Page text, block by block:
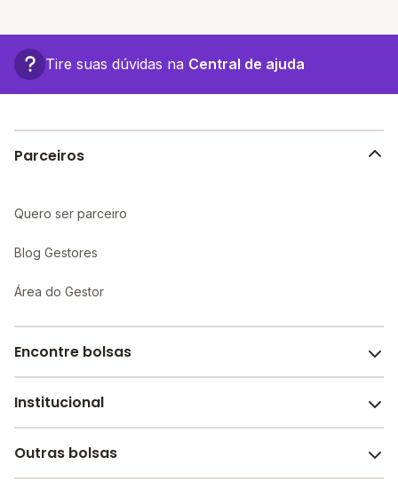
completa e recursos educacionais mais avançados,
proporcionando um ambiente propício ao
Tire suas dúvidas na Central de ajuda
Parceiros
Quero ser parceiro
Blog Gestores
Área do Gestor
Encontre bolsas
Melhores escolas de São Paulo
Escolas por cidade e bairro
Institucional
Sobre o Melhor Escola
Outras bolsas